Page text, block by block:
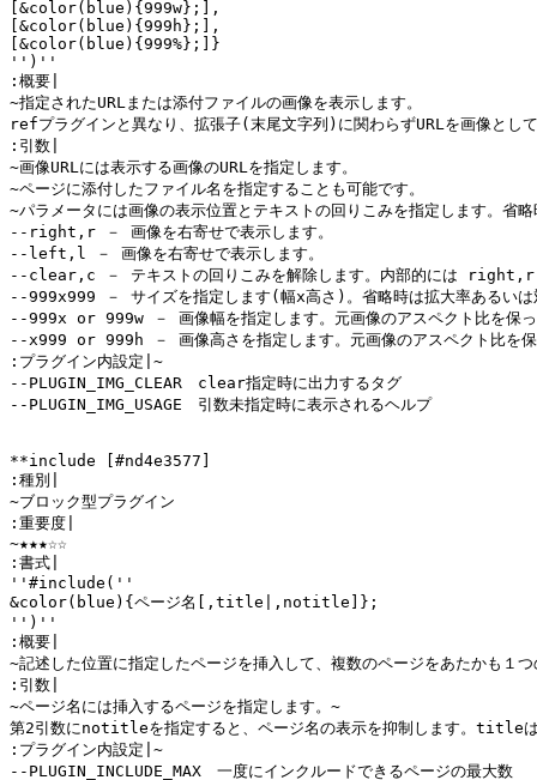
[&color(blue){999w};],
[&color(blue){999h};],
[&color(blue){999%};]}
'')''
:概要|
~指定されたURLまたは添付ファイルの画像を表示します。
refプラグインと異なり、拡張子(末尾文字列)に関わらずURLを画像とし
:引数|
~画像URLには表示する画像のURLを指定します。
~ページに添付したファイル名を指定することも可能です。
~パラメータには画像の表示位置とテキストの回りこみを指定します。
--right,r － 画像を右寄せで表示します。
--left,l － 画像を右寄せで表示します。
--clear,c － テキストの回りこみを解除します。内部的には
--999x999 － サイズを指定します(幅x高さ)。省略時は拡大率あるいは
--999x or 999w － 画像幅を指定します。元画像のアスペクト比を保っ
--x999 or 999h － 画像高さを指定します。元画像のアスペクト比を保
:プラグイン内設定|~
--PLUGIN_IMG_CLEAR　clear指定時に出力するタグ
--PLUGIN_IMG_USAGE　引数未指定時に表示されるヘルプ
**include [#nd4e3577]
:種別|
~ブロック型プラグイン
:重要度|
~★★★☆☆
:書式|
''#include(''
&color(blue){ページ名[,title|,notitle]};
'')''
:概要|
~記述した位置に指定したページを挿入して、複数のページをあたかも１
:引数|
~ページ名には挿入するページを指定します。~
第2引数にnotitleを指定すると、ページ名の表示を抑制します。titleは
:プラグイン内設定|~
--PLUGIN_INCLUDE_MAX　一度にインクルードできるページの最大数